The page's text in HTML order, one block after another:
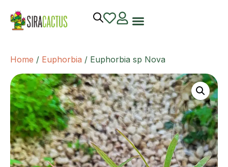
Home / Euphorbia / Euphorbia sp Nova